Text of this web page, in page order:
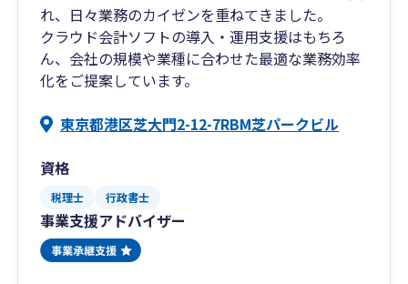
れ、日々業務のカイゼンを重ねてきました。
クラウド会計ソフトの導入・運用支援はもちろ
ん、会社の規模や業種に合わせた最適な業務効率
化をご提案しています。
東京都港区芝大門2-12-7RBM芝パークビル
資格
税理士 行政書士
事業支援アドバイザー